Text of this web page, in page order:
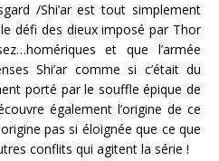
/Shi’ar est tout simplement
défi des dieux imposé par Thor
et que l’armée
Shi’ar comme si c’était du
porté par le souffle épique de
également l’origine de ce
pas si éloignée que ce que
conflits qui agitent la série !